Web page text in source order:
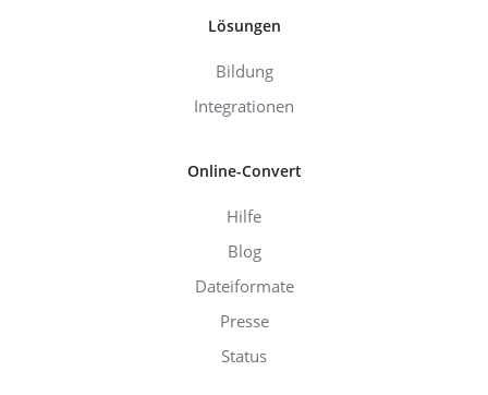
Lösungen
Bildung
Integrationen
Online-Convert
Hilfe
Blog
Dateiformate
Presse
Status